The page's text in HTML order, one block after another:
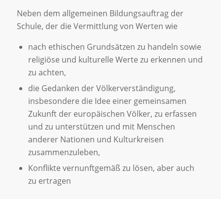
Neben dem allgemeinen Bildungsauftrag der
Schule, der die Vermittlung von Werten wie
nach ethischen Grundsätzen zu handeln sowie
religiöse und kulturelle Werte zu erkennen und
zu achten,
die Gedanken der Völkerverständigung,
insbesondere die Idee einer gemeinsamen
Zukunft der europäischen Völker, zu erfassen
und zu unterstützen und mit Menschen
anderer Nationen und Kulturkreisen
zusammenzuleben,
Konflikte vernunftgemäß zu lösen, aber auch
zu ertragen